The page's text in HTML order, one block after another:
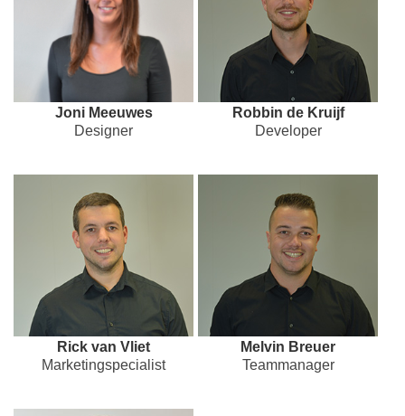
Joni Meeuwes
Designer
Robbin de Kruijf
Developer
Rick van Vliet
Marketingspecialist
Melvin Breuer
Teammanager